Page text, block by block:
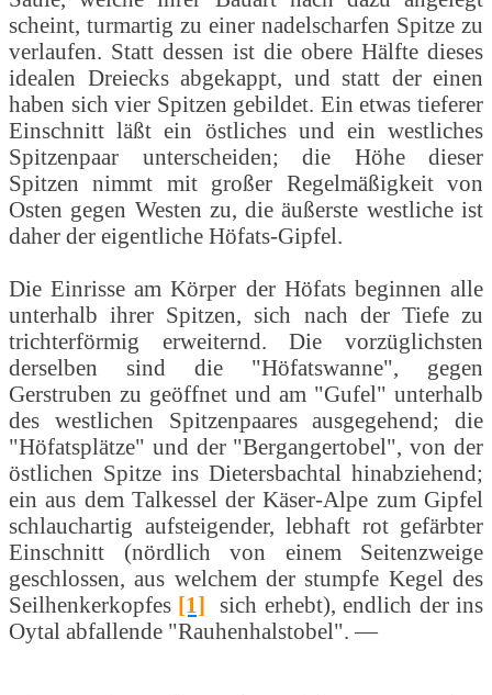
scheint, turmartig zu einer nadelscharfen Spitze zu
verlaufen. Statt dessen ist die obere Hälfte dieses
idealen Dreiecks abgekappt, und statt der einen
haben sich vier Spitzen gebildet. Ein etwas tieferer
Einschnitt läßt ein östliches und ein westliches
Spitzenpaar unterscheiden; die Höhe dieser
Spitzen nimmt mit großer Regelmäßigkeit von
Osten gegen Westen zu, die äußerste westliche ist
daher der eigentliche Höfats-Gipfel.
Die Einrisse am Körper der Höfats beginnen alle
unterhalb ihrer Spitzen, sich nach der Tiefe zu
trichterförmig erweiternd. Die vorzüglichsten
derselben sind die "Höfatswanne", gegen
Gerstruben zu geöffnet und am "Gufel" unterhalb
des westlichen Spitzenpaares ausgegehend; die
"Höfatsplätze" und der "Bergangertobel", von der
östlichen Spitze ins Dietersbachtal hinabziehend;
ein aus dem Talkessel der Käser-Alpe zum Gipfel
schlauchartig aufsteigender, lebhaft rot gefärbter
Einschnitt (nördlich von einem Seitenzweige
geschlossen, aus welchem der stumpfe Kegel des
Seilhenkerkopfes [1] sich erhebt), endlich der ins
Oytal abfallende "Rauhenhalstobel". —